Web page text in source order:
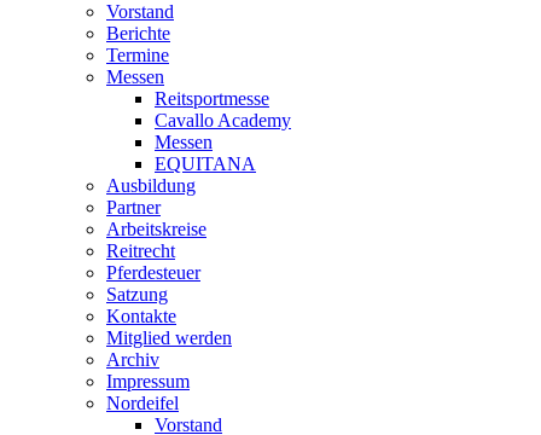
Vorstand
Berichte
Termine
Messen
Reitsportmesse
Cavallo Academy
Messen
EQUITANA
Ausbildung
Partner
Arbeitskreise
Reitrecht
Pferdesteuer
Satzung
Kontakte
Mitglied werden
Archiv
Impressum
Nordeifel
Vorstand